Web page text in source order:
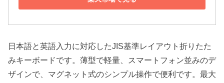
日本語と英語入力に対応したJIS基準レイアウト折りたた
みキーボードです。薄型で軽量、スマートフォン並みのデ
ザインで、マグネット式のシンプル操作で便利です。最大